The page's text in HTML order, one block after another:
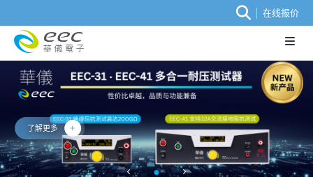
在线报价
了解更多